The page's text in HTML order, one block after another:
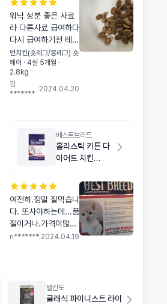
워낙 성분 좋은 사료
라 다른사료 급여하다
다시 급여하기전 테스
트해봅니다 첫날이라
급여중인 사료에 조금
섞어 주니 카르나 먼
저 골라 먹습니다
먼치킨(숏레그/롱레그) 숏
헤어 · 4살 5개월 ·
2.8kg
김
*******
2024.04.20
베스트브리드
홀리스틱 키튼 다
이어트 치킨
여전히.정말 잘먹습니
다. 또사야하는데...품
절이거나.가격이많이
높네요.. 제발품절좀
고민이네요
n******* 2024.04.19
벨칸도
클래식 파이니스트 라이